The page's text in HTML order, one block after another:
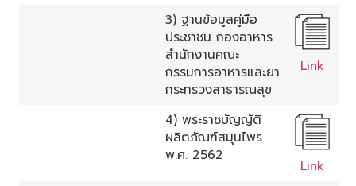
3) ฐานข้อมูลคู่มือ
ประชาชน กองอาหาร
สำนักงานคณะ
กรรมการอาหารและยา
กระทรวงสาธารณสุข
Link
4) พระราชบัญญัติ
ผลิตภัณฑ์สมุนไพร
พ.ศ. 2562
Link